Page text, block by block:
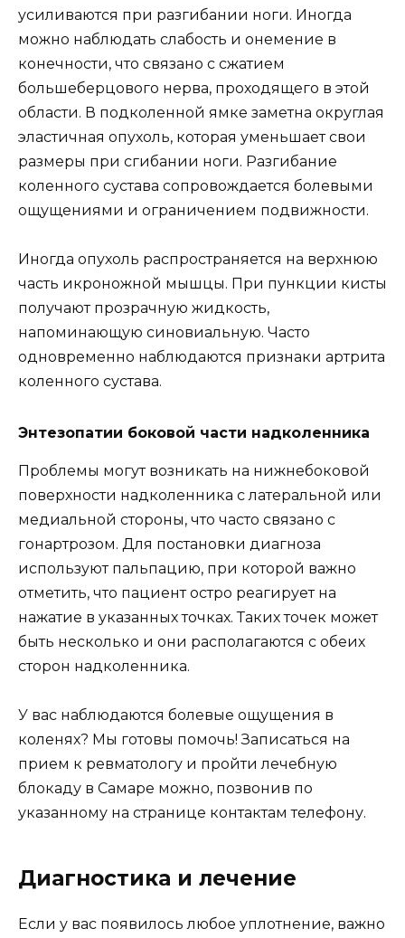
усиливаются при разгибании ноги. Иногда
можно наблюдать слабость и онемение в
конечности, что связано с сжатием
большеберцового нерва, проходящего в этой
области. В подколенной ямке заметна округлая
эластичная опухоль, которая уменьшает свои
размеры при сгибании ноги. Разгибание
коленного сустава сопровождается болевыми
ощущениями и ограничением подвижности.
Иногда опухоль распространяется на верхнюю
часть икроножной мышцы. При пункции кисты
получают прозрачную жидкость,
напоминающую синовиальную. Часто
одновременно наблюдаются признаки артрита
коленного сустава.
Энтезопатии боковой части надколенника
Проблемы могут возникать на нижнебоковой
поверхности надколенника с латеральной или
медиальной стороны, что часто связано с
гонартрозом. Для постановки диагноза
используют пальпацию, при которой важно
отметить, что пациент остро реагирует на
нажатие в указанных точках. Таких точек может
быть несколько и они располагаются с обеих
сторон надколенника.
У вас наблюдаются болевые ощущения в
коленях? Мы готовы помочь! Записаться на
прием к ревматологу и пройти лечебную
блокаду в Самаре можно, позвонив по
указанному на странице контактам телефону.
Диагностика и лечение
Если у вас появилось любое уплотнение, важно